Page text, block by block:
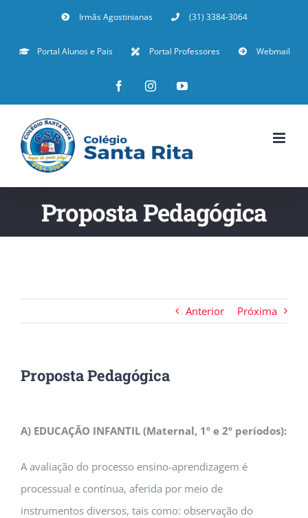
Irmãs Agostinianas (31) 3384-3064
Portal Alunos e Pais Portal Professores Webmail
Proposta Pedagógica
Anterior Próxima
Proposta Pedagógica
A) EDUCAÇÃO INFANTIL (Maternal, 1º e 2º períodos):
A avaliação do processo ensino-aprendizagem é
processual e contínua, aferida por meio de
instrumentos diversos, tais como: observação do